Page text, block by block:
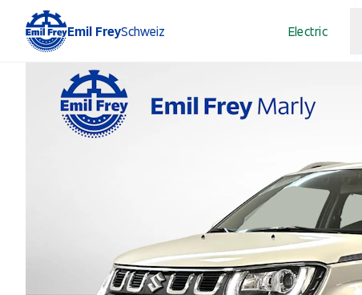
Emil FreySchweiz Electric